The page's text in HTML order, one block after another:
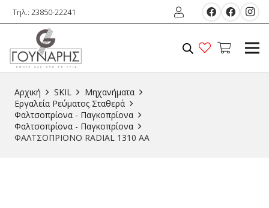
Τηλ.: 23850-22241
Αρχική SKIL
Μηχανήματα
Εργαλεία Ρεύματος Σταθερά
Φαλτσοπρίονα - Παγκοπρίονα
Φαλτσοπρίονα - Παγκοπρίονα
ΦΑΛΤΣΟΠΡΙΟΝΟ RADIAL 1310 AA